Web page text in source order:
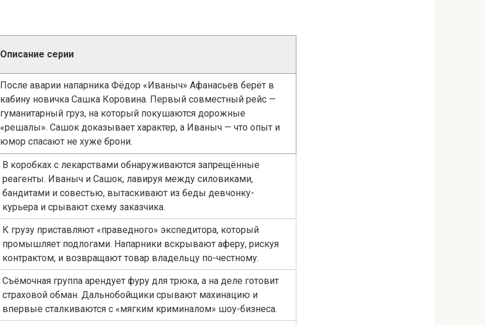
Описание серии
После аварии напарника Фёдор «Иваныч» Афанасьев берёт в
кабину новичка Сашка Коровина. Первый совместный рейс —
гуманитарный груз, на который покушаются дорожные
«решалы». Сашок доказывает характер, а Иваныч — что опыт и
юмор спасают не хуже брони.
В коробках с лекарствами обнаруживаются запрещённые
реагенты. Иваныч и Сашок, лавируя между силовиками,
бандитами и совестью, вытаскивают из беды девчонку-
курьера и срывают схему заказчика.
К грузу приставляют «праведного» экспедитора, который
промышляет подлогами. Напарники вскрывают аферу, рискуя
контрактом, и возвращают товар владельцу по-честному.
Съёмочная группа арендует фуру для трюка, а на деле готовит
страховой обман. Дальнобойщики срывают махинацию и
впервые сталкиваются с «мягким криминалом» шоу-бизнеса.